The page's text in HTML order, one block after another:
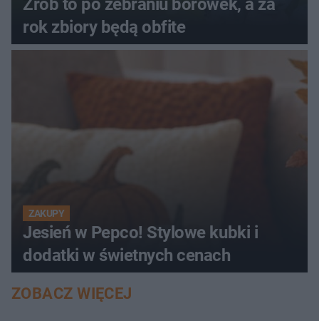
Zrób to po zebraniu borówek, a za
rok zbiory będą obfite
ZAKUPY
Jesień w Pepco! Stylowe kubki i
dodatki w świetnych cenach
ZOBACZ WIĘCEJ